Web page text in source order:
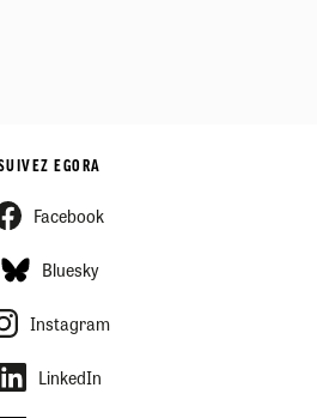
EGORA
Facebook
Bluesky
Instagram
LinkedIn